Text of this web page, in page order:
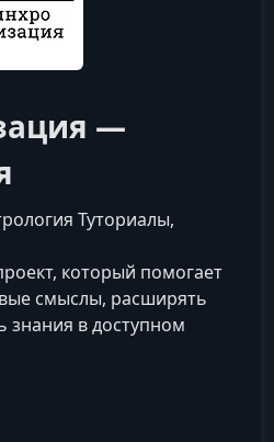
—
Туториалы,
который помогает
смыслы, расширять
знания в доступном